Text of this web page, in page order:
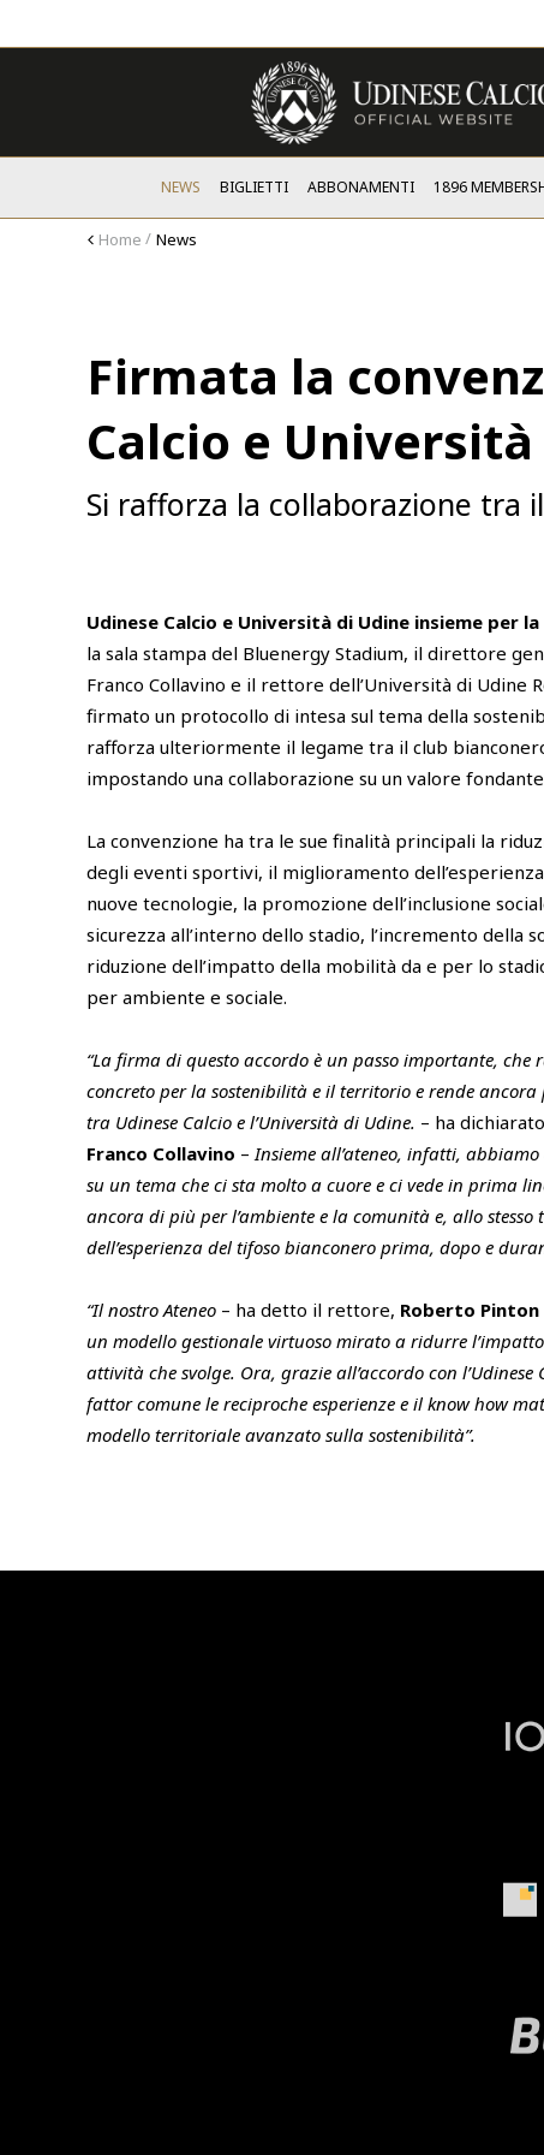
NEWS BIGLIETTI ABBONAMENTI 1896
Home News
Firmata la
Calcio e
Si rafforza la collaborazione tra
Udinese Calcio e Università di Udine insieme per
la sala stampa del Bluenergy Stadium, il direttore
Franco Collavino e il rettore dell’Università di Udine
firmato un protocollo di intesa sul tema della
rafforza ulteriormente il legame tra il club
impostando una collaborazione su un valore
La convenzione ha tra le sue finalità principali la
degli eventi sportivi, il miglioramento
nuove tecnologie, la promozione dell’inclusione
sicurezza all’interno dello stadio, l’incremento della
riduzione dell’impatto della mobilità da e per lo
per ambiente e sociale.
“La firma di questo accordo è un passo importante,
concreto per la sostenibilità e il territorio e rende
tra Udinese Calcio e l’Università di Udine. – ha
Franco Collavino –Insieme all’ateneo, infatti,
su un tema che ci sta molto a cuore e ci vede in prima
ancora di più per l’ambiente e la comunità e, allo
dell’esperienza del tifoso bianconero prima, dopo e
“Il nostro Ateneo – ha detto il rettore, Roberto Pinton
un modello gestionale virtuoso mirato a ridurre
attività che svolge. Ora, grazie all’accordo con
fattor comune le reciproche esperienze e il know how
modello territoriale avanzato sulla sostenibilità”.